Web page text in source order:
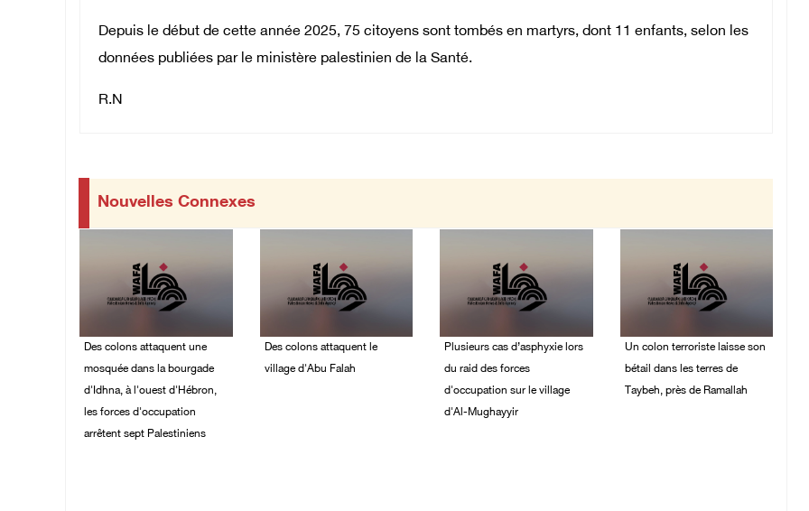
Depuis le début de cette année 2025, 75 citoyens sont tombés en martyrs, dont 11 enfants, selon les
données publiées par le ministère palestinien de la Santé.
R.N
Nouvelles Connexes
Des colons attaquent une
mosquée dans la bourgade
d'Idhna, à l'ouest d'Hébron,
les forces d'occupation
arrêtent sept Palestiniens
Des colons attaquent le
village d'Abu Falah
Plusieurs cas d’asphyxie lors
du raid des forces
d'occupation sur le village
d'Al-Mughayyir
Un colon terroriste laisse son
bétail dans les terres de
Taybeh, près de Ramallah